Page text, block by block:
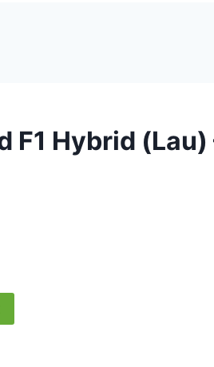
F1 Hybrid (Lau)